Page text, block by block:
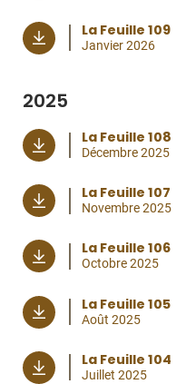
La Feuille 109
Janvier 2026
2025
La Feuille 108
Décembre 2025
La Feuille 107
Novembre 2025
La Feuille 106
Octobre 2025
La Feuille 105
Août 2025
La Feuille 104
Juillet 2025